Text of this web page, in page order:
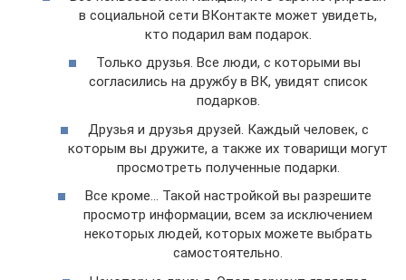
в социальной сети ВКонтакте может увидеть,
кто подарил вам подарок.
Только друзья. Все люди, с которыми вы
согласились на дружбу в ВК, увидят список
подарков.
Друзья и друзья друзей. Каждый человек, с
которым вы дружите, а также их товарищи могут
просмотреть полученные подарки.
Все кроме… Такой настройкой вы разрешите
просмотр информации, всем за исключением
некоторых людей, которых можете выбрать
самостоятельно.